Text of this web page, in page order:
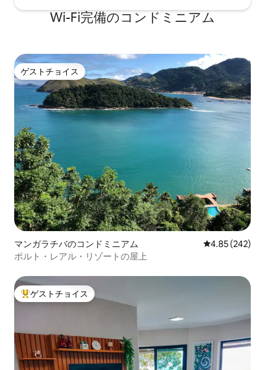
Wi-Fi完備のコンドミニアム
ゲストチョイス
ゲストチョイス
マンガラチバのコンドミニアム レビュー242
4.85 (242)
ポルト・レアル・リゾートの屋上
大好評のゲストチョイスです。
ゲストチョイス